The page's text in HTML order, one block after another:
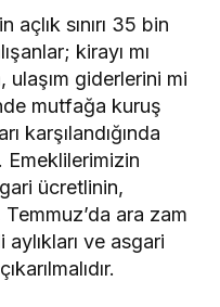
sınırı 35 bin
kirayı mı
ulaşım giderlerini mi
mutfağa kuruş
karşılandığında
Emeklilerimizin
ücretlinin,
Temmuz’da ara zam
aylıkları ve asgari